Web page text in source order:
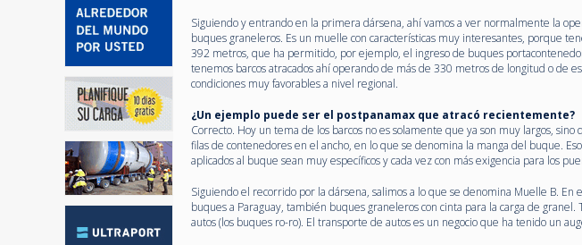
Siguiendo y entrando en la primera dársena, ahí vamos a ver normalmente la
buques graneleros. Es un muelle con características muy interesantes, porque
392 metros, que ha permitido, por ejemplo, el ingreso de buques
tenemos barcos atracados ahí operando de más de 330 metros de longitud o de
condiciones muy favorables a nivel regional.
¿Un ejemplo puede ser el postpanamax que atracó recientemente?
Correcto. Hoy un tema de los barcos no es solamente que ya son muy largos,
filas de contenedores en el ancho, en lo que se denomina la manga del buque.
aplicados al buque sean muy específicos y cada vez con más exigencia para los
Siguiendo el recorrido por la dársena, salimos a lo que se denomina Muelle B. En
buques a Paraguay, también buques graneleros con cinta para la carga de
autos (los buques ro-ro). El transporte de autos es un negocio que ha tenido un